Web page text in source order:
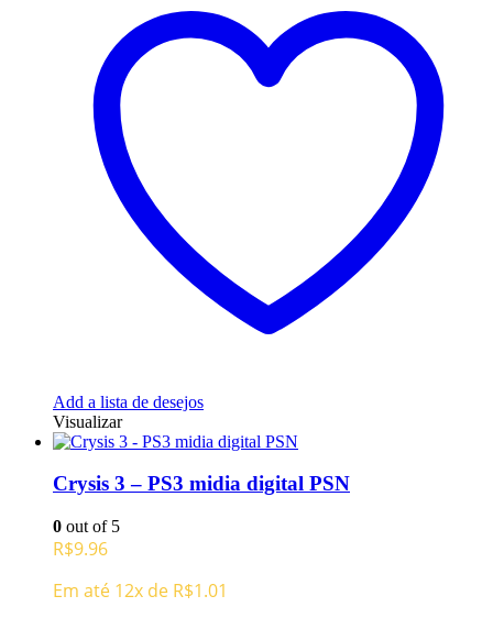
Add a lista de desejos
Visualizar
Crysis 3 – PS3 midia digital PSN
0 out of 5
R$9.96
Em até 12x de R$1.01